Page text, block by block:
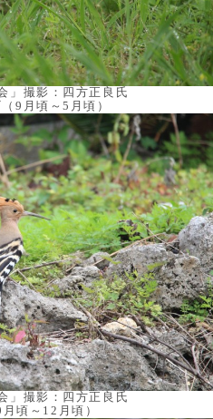
」撮影：四方正良氏
9月頃～5月頃）
」撮影：四方正良氏
頃～12月頃）